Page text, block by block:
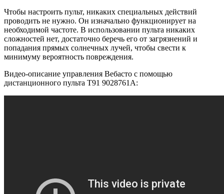
Чтобы настроить пульт, никаких специальных действий
проводить не нужно. Он изначально функционирует на
необходимой частоте. В использовании пульта никаких
сложностей нет, достаточно беречь его от загрязнений и
попадания прямых солнечных лучей, чтобы свести к
минимуму вероятность повреждения.
Видео-описание управления Вебасто с помощью
дистанционного пульта T91 9028761A: